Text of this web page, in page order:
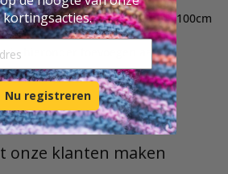
met draad 60cm, 80cm en 100cm
7mm en eventueel
je hieronder toevoegen aan je
onze klanten maken
kortingsacties.
Nu registreren